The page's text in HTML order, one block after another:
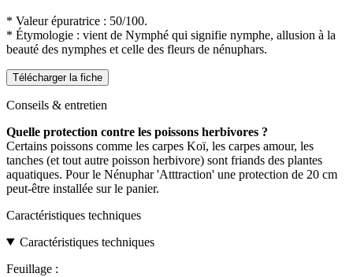
* Valeur épuratrice : 50/100.
* Étymologie : vient de Nymphé qui signifie nymphe, allusion à la
beauté des nymphes et celle des fleurs de nénuphars.
Télécharger la fiche
Conseils & entretien
Quelle protection contre les poissons herbivores ?
Certains poissons comme les carpes Koï, les carpes amour, les
tanches (et tout autre poisson herbivore) sont friands des plantes
aquatiques. Pour le Nénuphar 'Atttraction' une protection de 20 cm
peut-être installée sur le panier.
Caractéristiques techniques
Caractéristiques techniques
Feuillage :